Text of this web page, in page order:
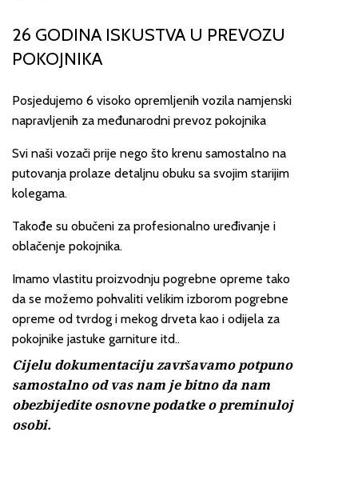
26 GODINA ISKUSTVA U PREVOZU
POKOJNIKA
Posjedujemo 6 visoko opremljenih vozila namjenski
napravljenih za međunarodni prevoz pokojnika
Svi naši vozači prije nego što krenu samostalno na
putovanja prolaze detaljnu obuku sa svojim starijim
kolegama.
Takođe su obučeni za profesionalno uređivanje i
oblačenje pokojnika.
Imamo vlastitu proizvodnju pogrebne opreme tako
da se možemo pohvaliti velikim izborom pogrebne
opreme od tvrdog i mekog drveta kao i odijela za
pokojnike jastuke garniture itd..
Cijelu dokumentaciju završavamo potpuno
samostalno od vas nam je bitno da nam
obezbijedite osnovne podatke o preminuloj
osobi.